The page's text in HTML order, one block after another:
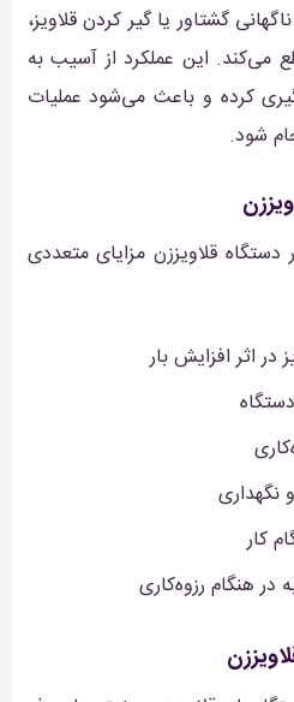
گشتاور یا گیر کردن قلاویز،
می‌کند. این عملکرد از آسیب به
کرده و باعث می‌شود عملیات
شود.
دستگاه قلاویززن مزایای متعددی
اثر افزایش بار
نگهداری
کار
در هنگام رزوه‌کاری